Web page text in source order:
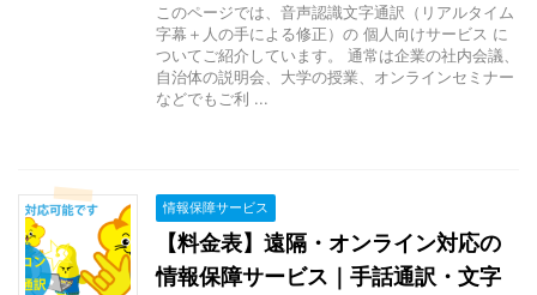
このページでは、音声認識文字通訳（リアルタイム
字幕＋人の手による修正）の 個人向けサービス に
ついてご紹介しています。 通常は企業の社内会議、
自治体の説明会、大学の授業、オンラインセミナー
などでもご利 ...
情報保障サービス
【料金表】遠隔・オンライン対応の
情報保障サービス｜手話通訳・文字